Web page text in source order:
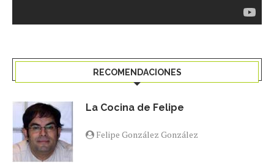
RECOMENDACIONES
La Cocina de Felipe
Felipe González González